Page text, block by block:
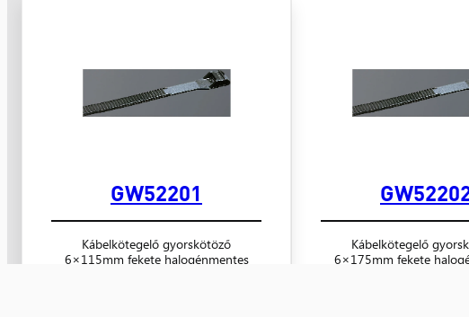
Kábelkötegelő
6×175mm fekete
GW52201
Kábelkötegelő gyorskötöző
6×115mm fekete halogénmentes